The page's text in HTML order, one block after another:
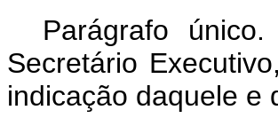
Parágrafo
Secretário
indicação daquele e